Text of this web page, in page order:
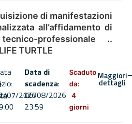
di manifestazioni
all’affidamento di
professionale ..
TURTLE
07/2026
Data di
scadenza:
06/08/2026
23:59
Scaduto
da:
4
giorni
Maggiori
dettagli